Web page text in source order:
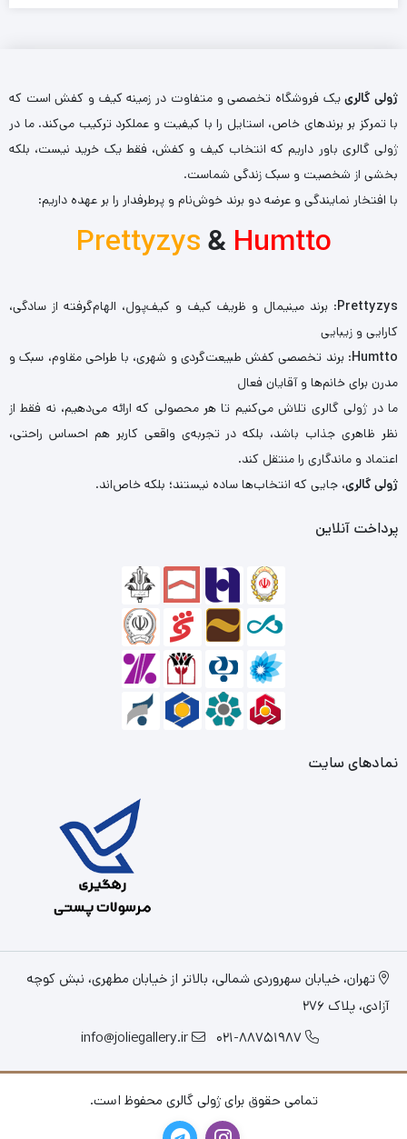
ژولی گالرییک فروشگاه تخصصی و متفاوت در زمینه کیف و کفش است که
با تمرکز بر برندهای خاص، استایل را با کیفیت و عملکرد ترکیب می‌کند. ما در
ژولی گالری باور داریم که انتخاب کیف و کفش، فقط یک خرید نیست، بلکه
بخشی از شخصیت و سبک زندگی شماست.
با افتخار نمایندگی و عرضه دو برند خوش‌نام و پرطرفدار را بر عهده داریم:
Prettyzys& Humtto
Prettyzys: برند مینیمال و ظریف کیف و کیف‌پول، الهام‌گرفته از سادگی،
کارایی و زیبایی
Humtto: برند تخصصی کفش طبیعت‌گردی و شهری، با طراحی مقاوم، سبک و
مدرن برای خانم‌ها و آقایان فعال
ما در ژولی گالری تلاش می‌کنیم تا هر محصولی که ارائه می‌دهیم، نه فقط از
نظر ظاهری جذاب باشد، بلکه در تجربه‌ی واقعی کاربر هم احساس راحتی،
اعتماد و ماندگاری را منتقل کند.
ژولی گالری، جایی که انتخاب‌ها ساده نیستند؛ بلکه خاص‌اند.
پرداخت آنلاین
نمادهای سایت
تهران، خیابان سهروردی شمالی، بالاتر از خیابان مطهری، نبش کوچه
آزادی، پلاک 276
021-88751987
info@joliegallery.ir
تمامی حقوق برای ژولی گالری محفوظ است.